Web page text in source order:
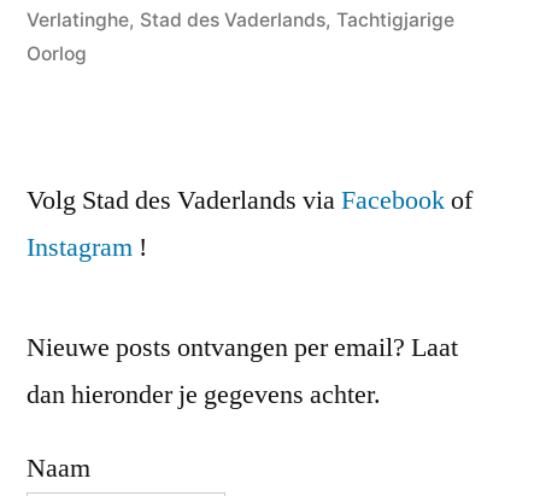
Verlatinghe, Stad des Vaderlands, Tachtigjarige
Oorlog
Volg Stad des Vaderlands viaFacebookof
Instagram !
Nieuwe posts ontvangen per email? Laat
dan hieronder je gegevens achter.
Naam